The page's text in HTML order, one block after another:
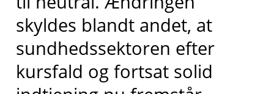
skyldes blandt andet, at
sundhedssektoren efter
kursfald og fortsat solid